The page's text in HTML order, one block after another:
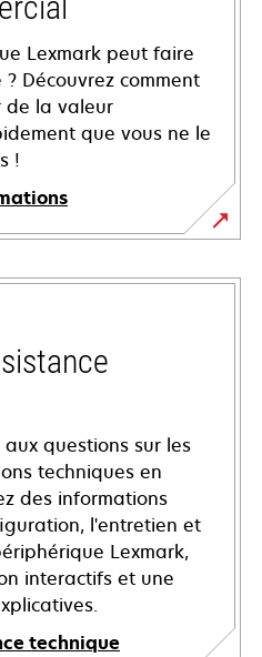
Lexmark peut faire
Découvrez comment
de la valeur
que vous ne le
!
questions sur les
techniques en
des informations
l'entretien et
Lexmark,
interactifs et une
technique